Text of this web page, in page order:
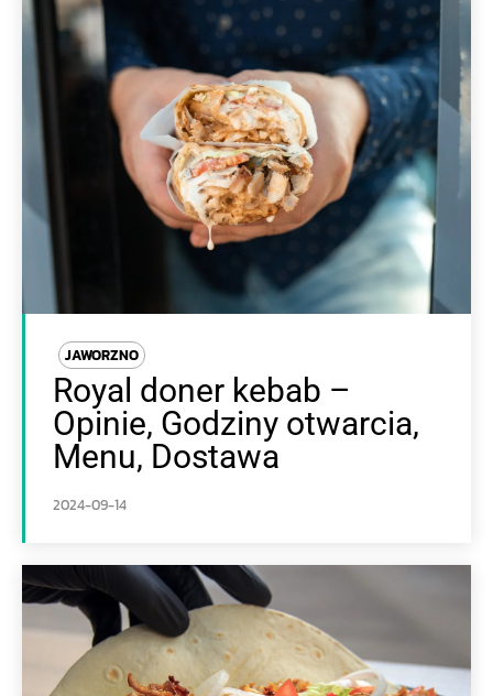
JAWORZNO
Royal doner kebab –
Opinie, Godziny otwarcia,
Menu, Dostawa
2024-09-14